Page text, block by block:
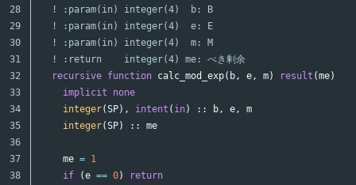
28
29
30
31
32
33
34
35
36
37
38
! :param(in) integer(4)  b: B
! :param(in) integer(4)  e: E
! :param(in) integer(4)  m: M
! :return    integer(4) me: べき剰余
recursive function calc_mod_exp( b, e, m) result (me)
implicit
none
integer(SP), intent ( in) :: b, e,
m
integer(SP) :: me
me = 1
if
(e == 0)
return